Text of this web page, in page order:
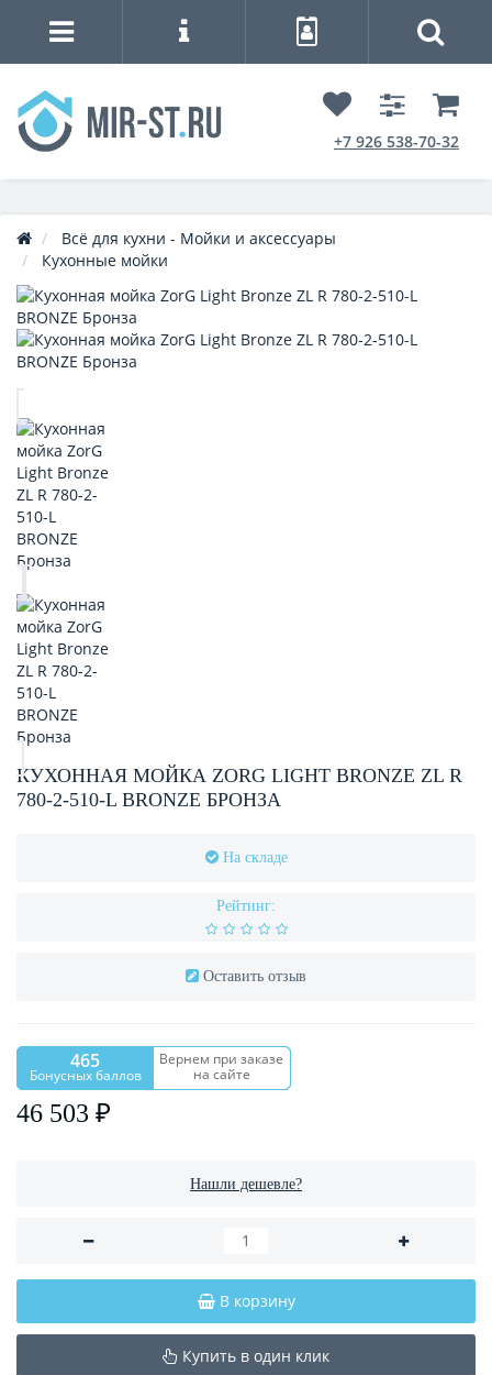
+7 926 538-70-32
Всё для кухни - Мойки и аксессуары
Кухонные мойки
КУХОННАЯ МОЙКА ZORG LIGHT BRONZE ZL R
780-2-510-L BRONZE БРОНЗА
На складе
Рейтинг:
Оставить отзыв
465
Бонусных баллов
Вернем при заказе
на сайте
46 503 ₽
Нашли дешевле?
В корзину
Купить в один клик